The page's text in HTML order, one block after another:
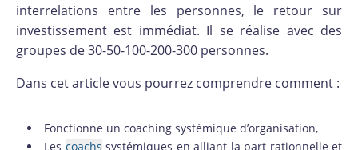
interrelations entre les personnes, le retour sur
investissement est immédiat. Il se réalise avec des
groupes de 30-50-100-200-300 personnes.
Dans cet article vous pourrez comprendre comment :
Fonctionne un coaching systémique d’organisation,
Les coachs systémiques en alliant la part rationnelle et